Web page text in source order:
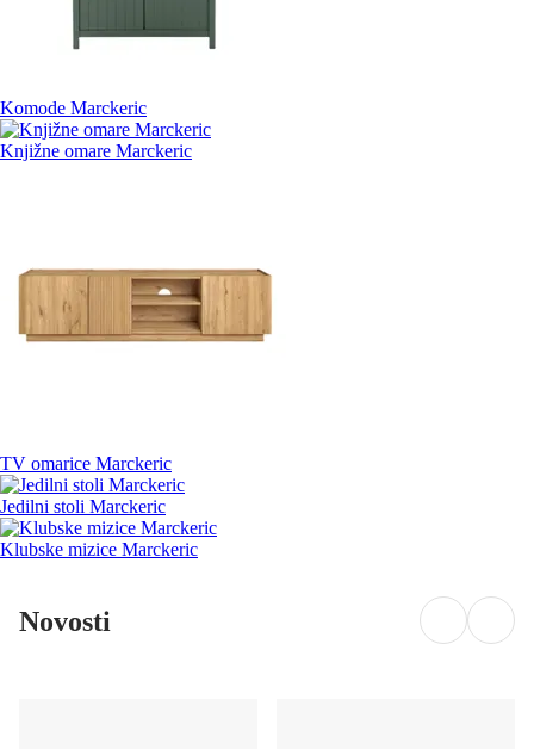
Komode Marckeric
Knjižne omare Marckeric
TV omarice Marckeric
Jedilni stoli Marckeric
Klubske mizice Marckeric
Novosti